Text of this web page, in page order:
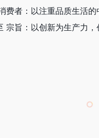
者：以注重品质生活
旨：以创新为生产力，